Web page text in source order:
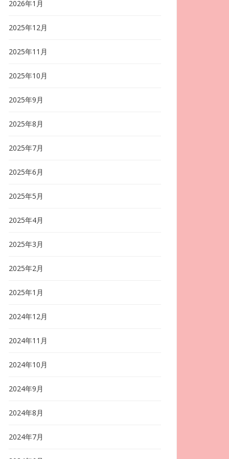
2026年1月
2025年12月
2025年11月
2025年10月
2025年9月
2025年8月
2025年7月
2025年6月
2025年5月
2025年4月
2025年3月
2025年2月
2025年1月
2024年12月
2024年11月
2024年10月
2024年9月
2024年8月
2024年7月